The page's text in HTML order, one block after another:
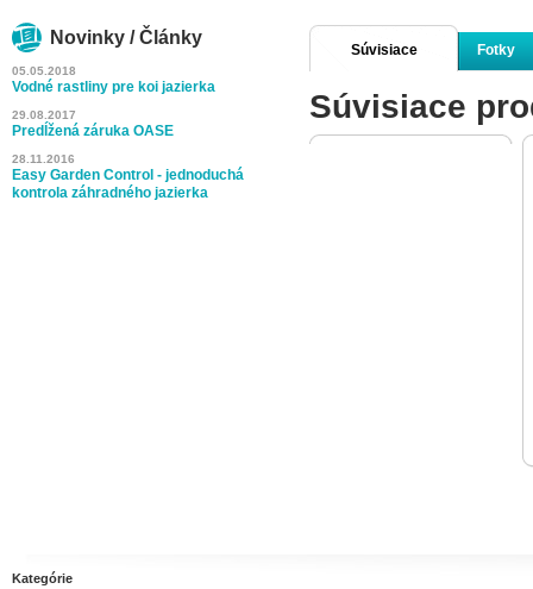
Novinky / Články
05.05.2018
Vodné rastliny pre koi jazierka
29.08.2017
Predĺžená záruka OASE
28.11.2016
Easy Garden Control - jednoduchá
kontrola záhradného jazierka
Súvisiace
produkty
Fotky
Súvisiace
Kategórie